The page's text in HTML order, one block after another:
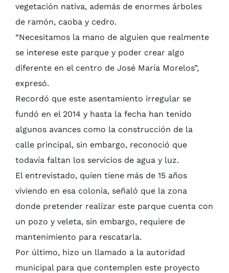
vegetación nativa, además de enormes árboles
de ramón, caoba y cedro.
“Necesitamos la mano de alguien que realmente
se interese este parque y poder crear algo
diferente en el centro de José María Morelos”,
expresó.
Recordó que este asentamiento irregular se
fundó en el 2014 y hasta la fecha han tenido
algunos avances como la construcción de la
calle principal, sin embargo, reconoció que
todavía faltan los servicios de agua y luz.
El entrevistado, quien tiene más de 15 años
viviendo en esa colonia, señaló que la zona
donde pretender realizar este parque cuenta con
un pozo y veleta, sin embargo, requiere de
mantenimiento para rescatarla.
Por último, hizo un llamado a la autoridad
municipal para que contemplen este proyecto